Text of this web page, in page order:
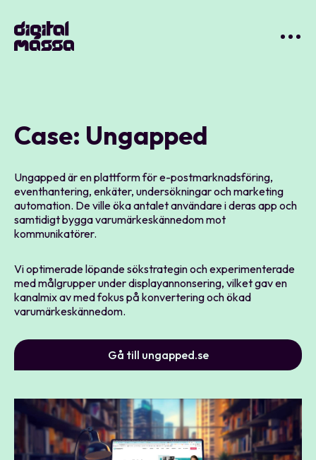
Case: Ungapped
Ungapped är en plattform för e-postmarknadsföring,
eventhantering, enkäter, undersökningar och marketing
automation. De ville öka antalet användare i deras app och
samtidigt bygga varumärkeskännedom mot
kommunikatörer.
Vi optimerade löpande sökstrategin och experimenterade
med målgrupper under displayannonsering, vilket gav en
kanalmix av med fokus på konvertering och ökad
varumärkeskännedom.
Gå till ungapped.se